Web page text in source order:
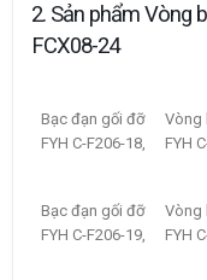
2. Sản phẩm Vòng
FCX08-24
Bạc đạn gối đỡ
FYH C-F206-18,
Vòng
FYH
Bạc đạn gối đỡ
FYH C-F206-19,
Vòng
FYH